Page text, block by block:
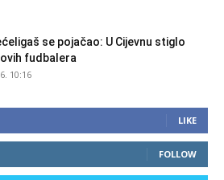
se pojačao: U Cijevnu stiglo
fudbalera
10:16
LIKE
FOLLOW